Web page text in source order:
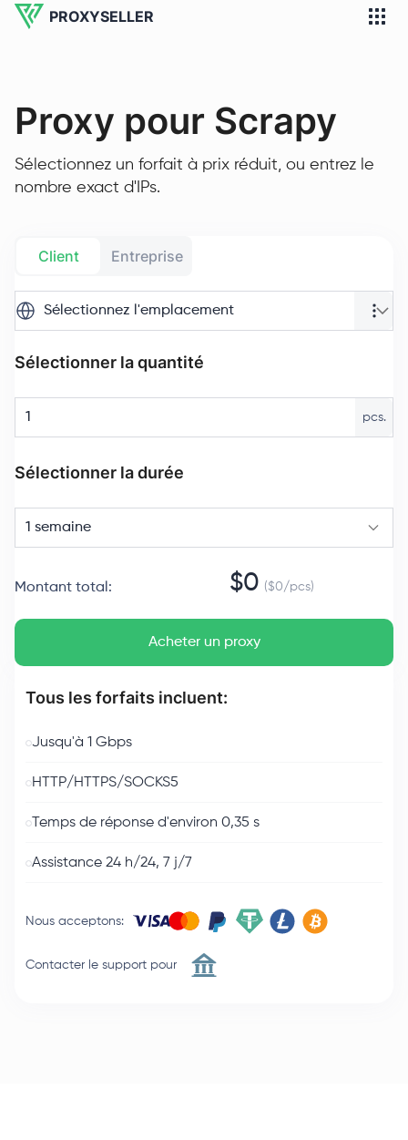
PROXYSELLER
Proxy pour Scrapy
Sélectionnez un forfait à prix réduit, ou entrez le
nombre exact d'IPs.
Client Entreprise
Sélectionnez l'emplacement
Sélectionner la quantité
pcs.
Sélectionner la durée
1 semaine
Montant total : $0 ($0/pcs)
Acheter un proxy
Tous les forfaits incluent:
Jusqu'à 1 Gbps
HTTP/HTTPS/SOCKS5
Temps de réponse d'environ 0,35 s
Assistance 24 h/24, 7 j/7
Nous acceptons:
Contacter le support pour